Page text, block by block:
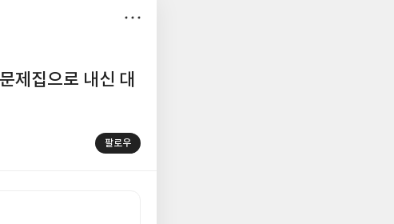
제집으로 내신 대
팔로우